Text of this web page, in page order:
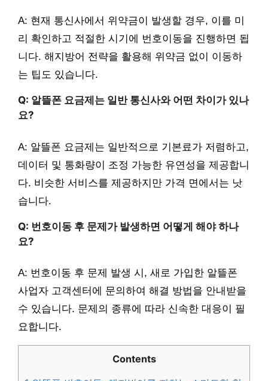
A: 현재 통신사에서 위약금이 발생할 경우, 이를 미
리 확인하고 적절한 시기에 번호이동을 진행하면 됩
니다. 해지방어 전략을 활용해 위약금 없이 이동하
는 팁도 있습니다.
Q: 알뜰폰 요금제는 일반 통신사와 어떤 차이가 있나
요?
A: 알뜰폰 요금제는 일반적으로 기본료가 저렴하고,
데이터 및 통화량이 조정 가능한 유연성을 제공합니
다. 비슷한 서비스를 제공하지만 가격 면에서는 낫
습니다.
Q: 번호이동 후 문제가 발생하면 어떻게 해야 하나
요?
A: 번호이동 후 문제 발생 시, 새로 가입한 알뜰폰
사업자 고객센터에 문의하여 해결 방법을 안내받을
수 있습니다. 문제의 종류에 따라 신속한 대응이 필
요합니다.
Contents